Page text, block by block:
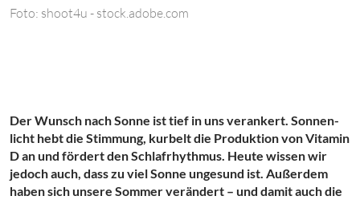
Foto: shoot4u - stock.adobe.com
Der Wunsch nach Sonne ist tief in uns verankert. Sonnen­
licht hebt die Stimmung, kurbelt die Produktion von Vitamin
D an und fördert den Schlafrhythmus. Heute wissen wir
jedoch auch, dass zu viel Sonne ungesund ist. Außerdem
haben sich unsere Sommer verändert – und damit auch die